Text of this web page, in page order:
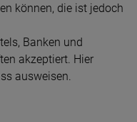
können, die ist jedoch
Banken und
akzeptiert. Hier
ausweisen.